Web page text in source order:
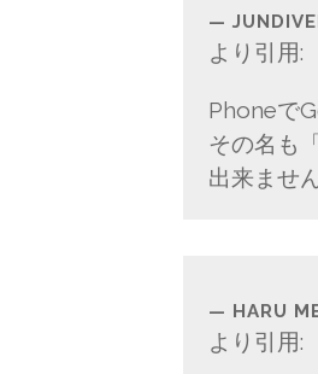
より引用:
Phoneで
その名も
出来ませ
HARU
より引用: